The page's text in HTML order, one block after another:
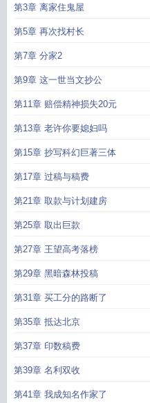
第3章 离家住鬼屋
第5章 再次找村长
第7章 分家2
第9章 这一世当文抄公
第11章 赔偿精神损失20元
第13章 老许你要媳妇吗
第15章 抄写科幻巨著三体
第17章 过稿与稿费
第21章 取款与计划建房
第25章 取出巨款
第27章 王望高考落榜
第29章 黑暗森林投稿
第31章 买工分的路断了
第35章 抵达北京
第37章 印数稿费
第39章 名利双收
第41章 我成知名作家了